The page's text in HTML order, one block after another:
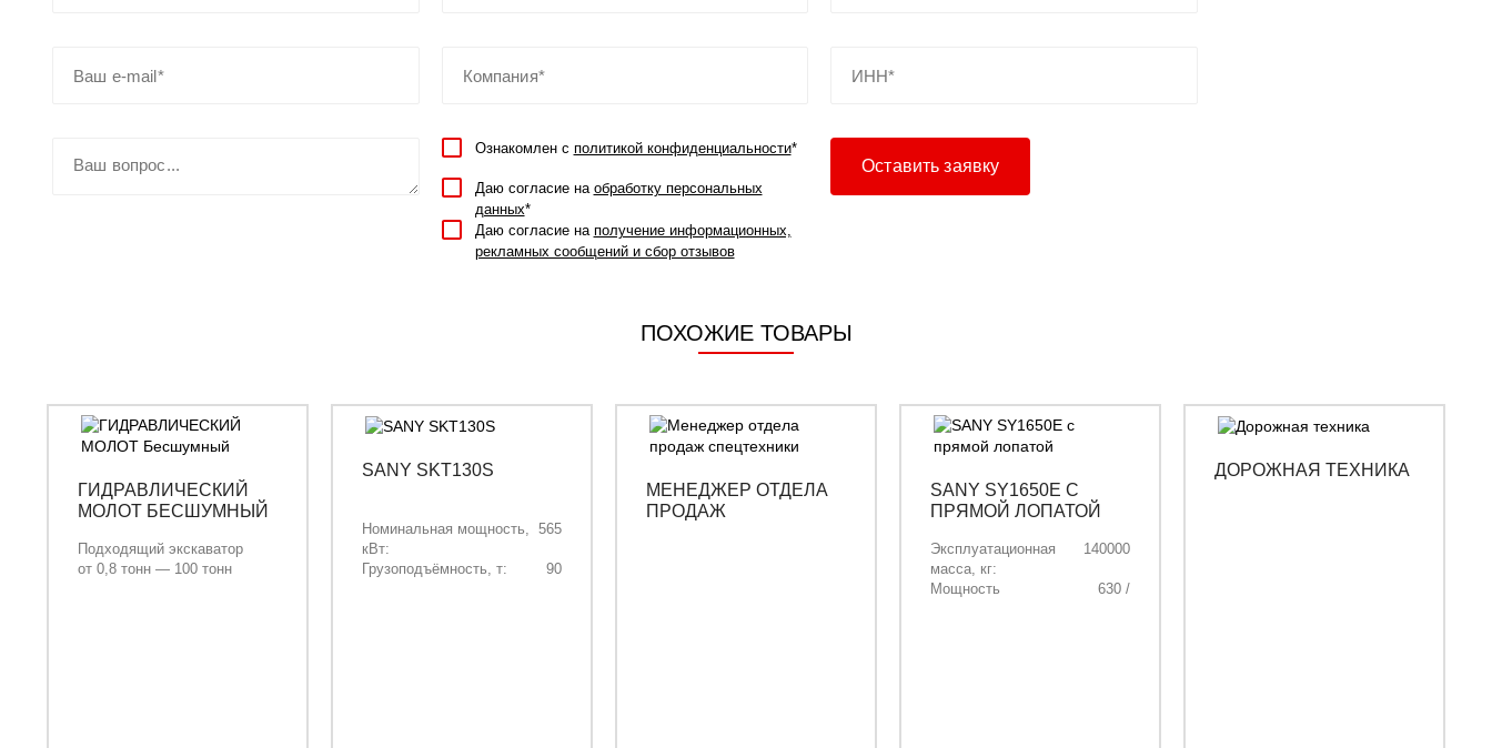
Ознакомлен с политикой конфиденциальности*
Даю согласие на обработку персональных
данных*
Даю согласие на получение информационных,
рекламных сообщений и сбор отзывов
ПОХОЖИЕ ТОВАРЫ
ГИДРАВЛИЧЕСКИЙ
МОЛОТ БЕСШУМНЫЙ
Подходящий экскаватор
от 0,8 тонн — 100 тонн
SANY SKT130S
Номинальная мощность,
кВт:
565
Грузоподъёмность, т:
90
МЕНЕДЖЕР ОТДЕЛА
ПРОДАЖ
SANY SY1650E С
ПРЯМОЙ ЛОПАТОЙ
Эксплуатационная
масса, кг:
140000
Мощность
630 /
ДОРОЖНАЯ ТЕХНИКА